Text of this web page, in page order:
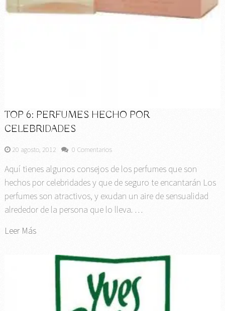
TOP 6: PERFUMES HECHO POR
CELEBRIDADES
20 agosto, 2012 0 Comentarios
Aquí tienes algunos consejos de los perfumes que son
hechos por celebridades y que de seguro te encantarán Los
perfumes son atractivos, y exudan un aire de sensualidad
alrededor de la persona que lo lleva. …
Leer Más